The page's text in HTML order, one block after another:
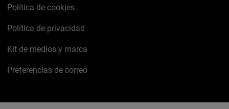
Política de cookies
Política de privacidad
Kit de medios y marca
Preferencias de correo